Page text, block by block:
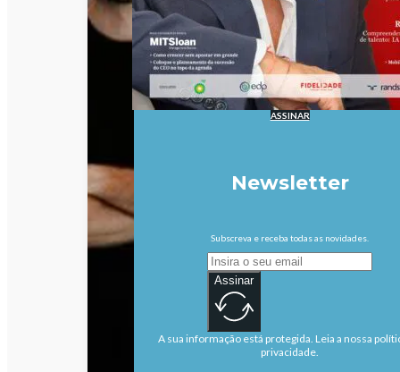
ASSINAR
Newsletter
Subscreva e receba todas as novidades.
Assinar
A sua informação está protegida. Leia a nossa
privacidade.